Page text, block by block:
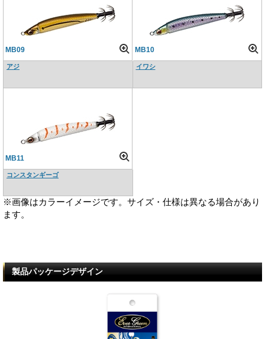
MB09
アジ
MB10
イワシ
MB11
コンスタンギーゴ
※画像はカラーイメージです。サイズ・仕様は異なる場合があり
ます。
製品パッケージデザイン